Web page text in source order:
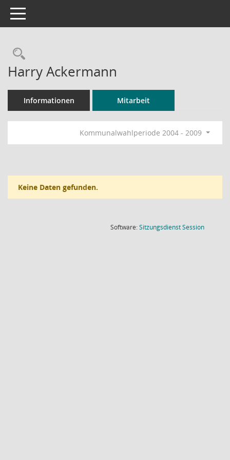
Toggle navigation
Rechercheauswahl
Harry Ackermann
Informationen Mitarbeit
Kommunalwahlperiode 2004 - 2009
Keine Daten gefunden.
Software:SitzungsdienstSession(Wird in